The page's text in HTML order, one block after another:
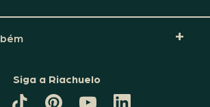
Siga a Riachuelo
CANAL